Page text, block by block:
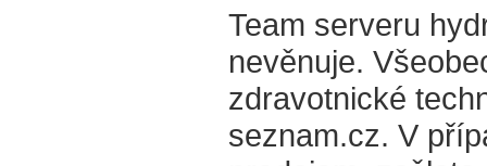
Team serveru
nevěnuje.
zdravotnické
seznam.cz. V